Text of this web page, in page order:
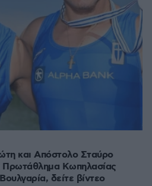
και Απόστολο Σταύρο
Πρωτάθλημα Κωπηλασίας
δείτε βίντεο